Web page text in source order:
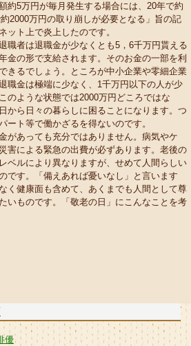
約5万円が毎月発生する場合には、20年で約
2000万円の取り崩しが必要となる」旨の記
ット上で炎上したのです。
職者は退職金が少なくとも5，6千万円貰える
金の形で支給されます。そのお金の一部を利
きるでしょう。ところが中小企業や零細企業
職金は極端に少なく、1千万円以下の人が少
のような状態では2000万円どころではな
から日々の暮らしに困ることになります。つ
ート等で働かざるを得ないのです。
があっても充分ではありません。病気やケ
害による緊急の出費が必ずあります。老後の
ベルにより異なりますが、せめて人間らしい
です。「備えあれば憂いなし」と言います
く健康面も含めて、あくまでも人間として尊
いものです。「敬老の日」にこんなことを考
優